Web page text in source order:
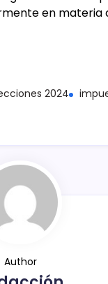
en materia
2024
Author